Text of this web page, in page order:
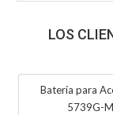
LOS
Batería para
5739G-